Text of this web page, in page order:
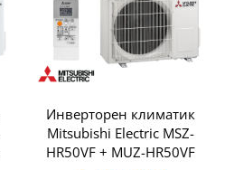
Инверторен климатик
Mitsubishi Electric MSZ-
HR50VF + MUZ-HR50VF